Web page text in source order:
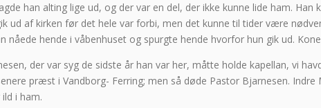
han alting lige ud, og der var en del, der ikke kunne lide ham.
ud af kirken før det hele var forbi, men det kunne til tider være
nåede hende i våbenhuset og spurgte hende hvorfor hun gik ud.
der var syg de sidste år han var her, måtte holde kapellan, vi
præst i Vandborg- Ferring; men så døde Pastor Bjarnesen.
i ham.